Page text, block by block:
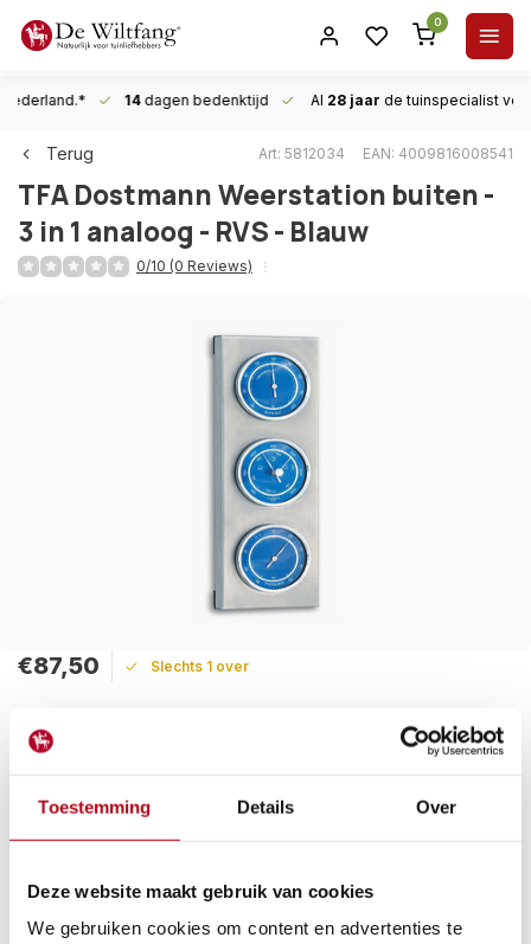
Toestemming Details Over
Deze website maakt gebruik van cookies
We gebruiken cookies om content en advertenties te
0
14dagen bedenktijd Al 28 jaar de tuinspecialist
Terug Art: 5812034 EAN: 4009816008541
TFA DostmannWeerstation buiten -
3 in 1 analoog - RVS - Blauw
0/10 (0 Reviews)
€87,50 Slechts 1 over
Levertijd: 1 - 2 werkdagen
Gratis verzending
Dit weerstation is gemaakt van hoogwaardig edelstaal en heeft
thermometer.